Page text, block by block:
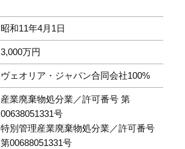
昭和11年4月1日
3,000万円
ヴェオリア・ジャパン合同会社100%
産業廃棄物処分業／許可番号 第
00638051331号
特別管理産業廃棄物処分業／許可番号
第00688051331号